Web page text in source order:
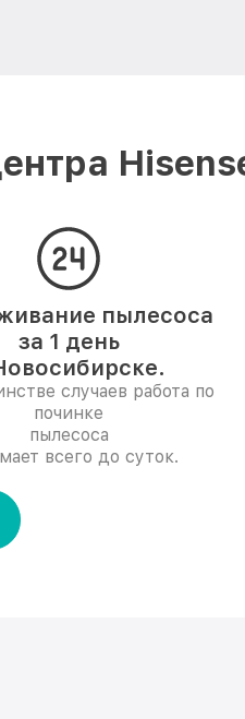
пылесоса
за 1 день
случаев работа по
починке
пылесоса
всего до суток.